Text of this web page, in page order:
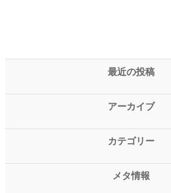
最近の投稿
アーカイブ
カテゴリー
メタ情報